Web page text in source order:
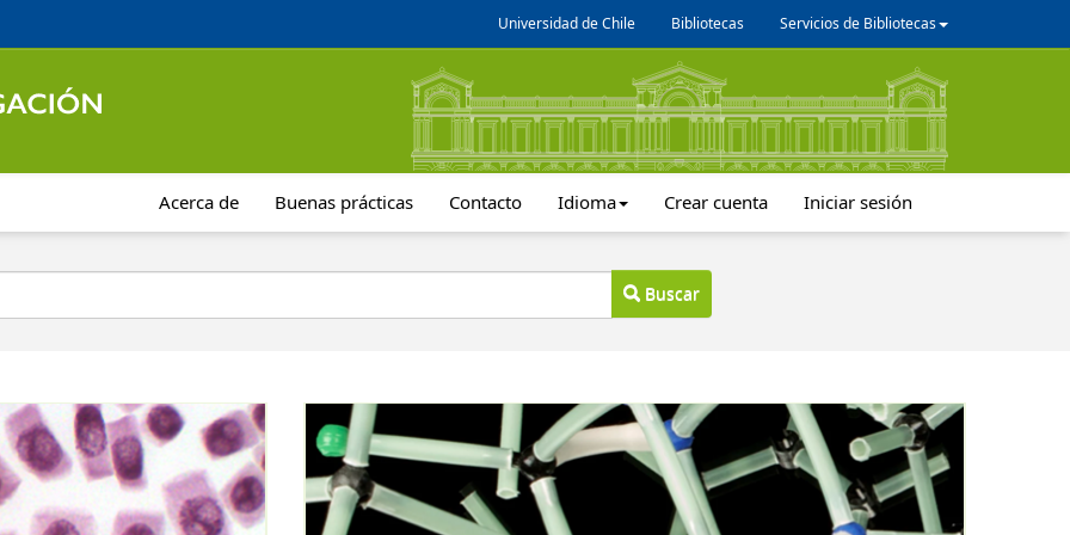
Universidad de Chile Bibliotecas Servicios de Bibliotecas
Acerca de Buenas prácticas Contacto Idioma Crear cuenta Iniciar sesión
Buscar